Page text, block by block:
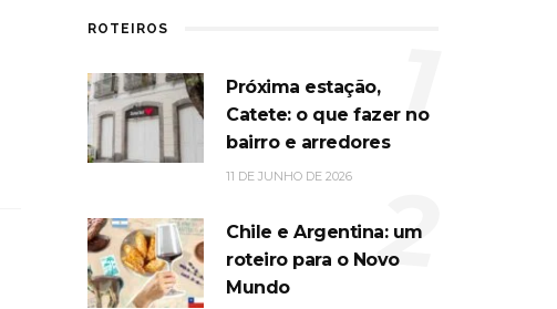
ROTEIROS
Próxima estação,
Catete: o que fazer no
bairro e arredores
11 DE JUNHO DE 2026
1
Chile e Argentina: um
roteiro para o Novo
Mundo
2